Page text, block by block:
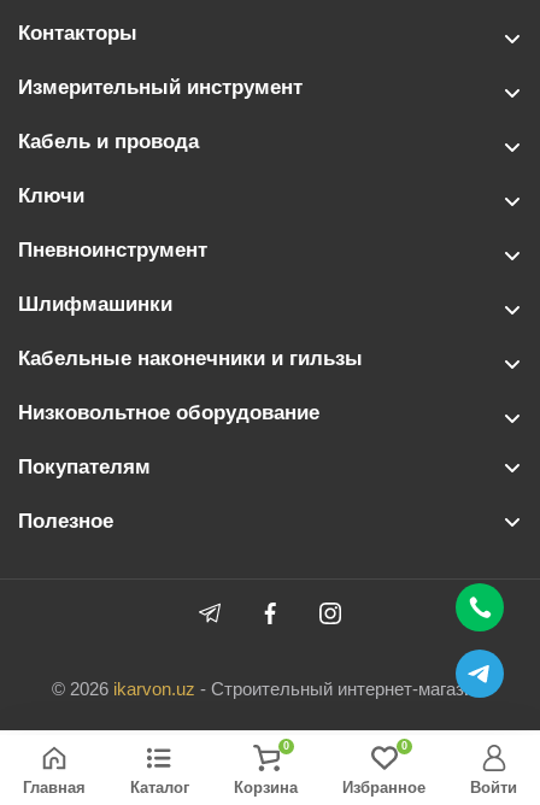
Контакторы
Измерительный инструмент
Кабель и провода
Ключи
Пневноинструмент
Шлифмашинки
Кабельные наконечники и гильзы
Низковольтное оборудование
Покупателям
Полезное
© 2026 ikarvon.uz - Строительный интернет-магазин.
Главная Каталог
0
Корзина
0
Избранное Войти